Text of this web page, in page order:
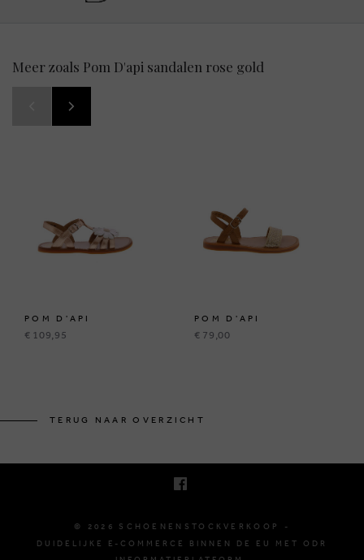
Meer zoals Pom D'api sandalen rose gold
POM D'API
€ 109,95
POM D'API
€ 79,00
TERUG NAAR OVERZICHT
© 2026 SCHOENENSTOCKVERKOOP -
DUIDELIJKE E-COMMERCE BINNEN DE EU MET ODR